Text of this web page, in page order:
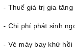
- Thuế giá trị gia tăng
- Chi phí phát sinh
- Vé máy bay khứ hồi